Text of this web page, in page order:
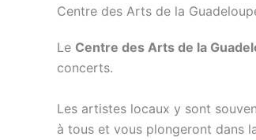
Centre des Arts de la
Le Centre des Arts de la
concerts.
Les artistes locaux y sont
à tous et vous plongeront dans